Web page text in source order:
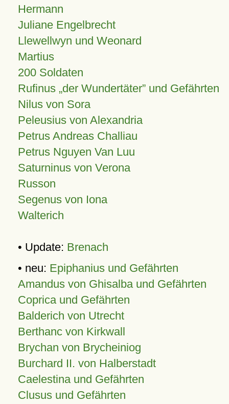
Hermann
Juliane Engelbrecht
Llewellwyn und Weonard
Martius
200 Soldaten
Rufinus „der Wundertäter” und Gefährten
Nilus von Sora
Peleusius von Alexandria
Petrus Andreas Challiau
Petrus Nguyen Van Luu
Saturninus von Verona
Russon
Segenus von Iona
Walterich
• Update: Brenach
• neu: Epiphanius und Gefährten
Amandus von Ghisalba und Gefährten
Coprica und Gefährten
Balderich von Utrecht
Berthanc von Kirkwall
Brychan von Brycheiniog
Burchard II. von Halberstadt
Caelestina und Gefährten
Clusus und Gefährten